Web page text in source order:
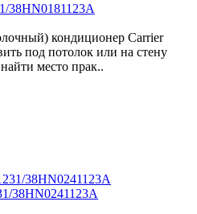
38HN0181123A
кондиционер Carrier
под потолок или на стену
место прак..
38HN0241123A